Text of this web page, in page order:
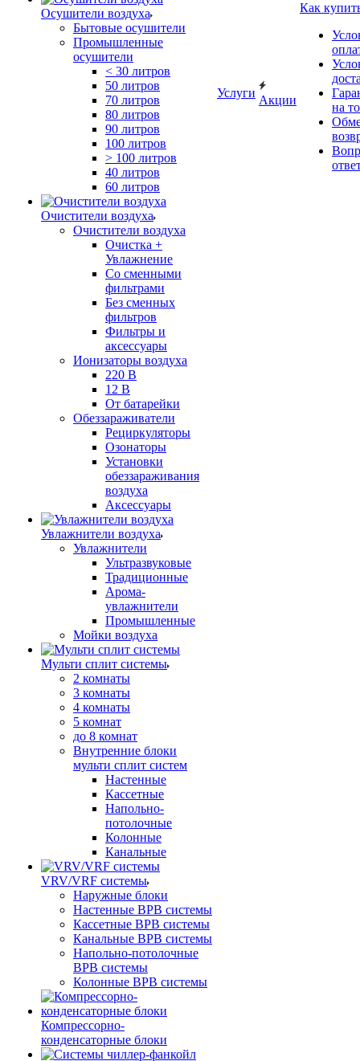
Осушители воздуха
Бытовые осушители
Промышленные
осушители
< 30 литров
50 литров
70 литров
80 литров
90 литров
100 литров
> 100 литров
40 литров
60 литров
Очистители воздуха
Очистители воздуха
Очистка +
Увлажнение
Cо сменными
фильтрами
Без сменных
фильтров
Фильтры и
аксессуары
Ионизаторы воздуха
220 В
12 В
От батарейки
Обеззараживатели
Рециркуляторы
Озонаторы
Установки
обеззараживания
воздуха
Аксессуары
Увлажнители воздуха
Увлажнители
Ультразвуковые
Традиционные
Арома-
увлажнители
Промышленные
Мойки воздуха
Мульти сплит системы
2 комнаты
3 комнаты
4 комнаты
5 комнат
до 8 комнат
Внутренние блоки
мульти сплит систем
Настенные
Кассетные
Напольно-
потолочные
Колонные
Канальные
VRV/VRF системы
Наружные блоки
Настенные ВРВ системы
Кассетные ВРВ системы
Канальные ВРВ системы
Напольно-потолочные
ВРВ системы
Колонные ВРВ системы
Компрессорно-
конденсаторные блоки
Услуги
Акции
Как
на